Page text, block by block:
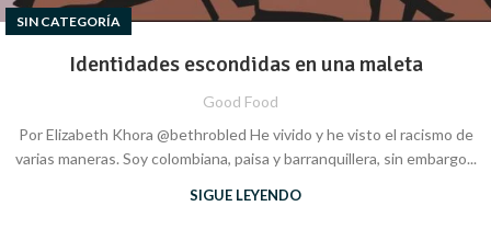
SIN CATEGORÍA
Identidades escondidas en una maleta
Good Food
Por Elizabeth Khora @bethrobled He vivido y he visto el racismo de
varias maneras. Soy colombiana, paisa y barranquillera, sin embargo...
SIGUE LEYENDO